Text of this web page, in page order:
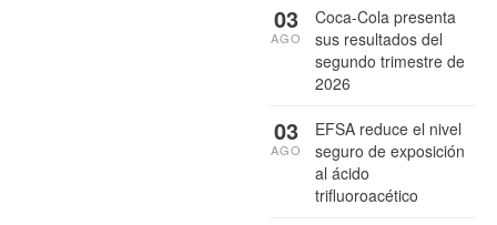
Coca-Cola presenta
sus resultados del
segundo trimestre de
2026
03
AGO
EFSA reduce el nivel
seguro de exposición
al ácido
trifluoroacético
03
AGO